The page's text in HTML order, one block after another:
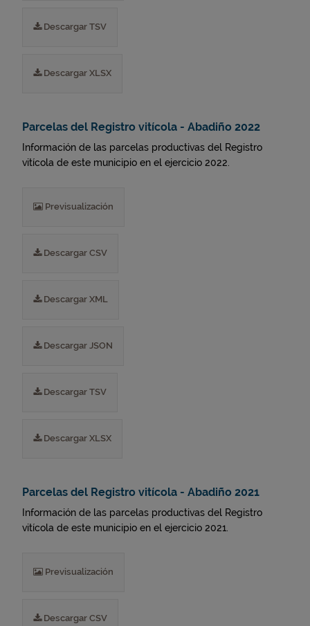
Descargar TSV
Descargar XLSX
Parcelas del Registro vitícola - Abadiño 2022
Información de las parcelas productivas del Registro
vitícola de este municipio en el ejercicio 2022.
Previsualización
Descargar CSV
Descargar XML
Descargar JSON
Descargar TSV
Descargar XLSX
Parcelas del Registro vitícola - Abadiño 2021
Información de las parcelas productivas del Registro
vitícola de este municipio en el ejercicio 2021.
Previsualización
Descargar CSV